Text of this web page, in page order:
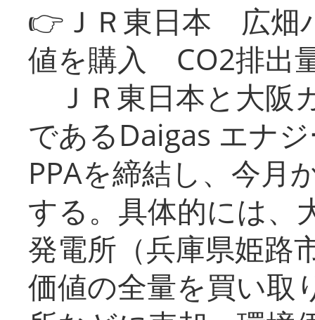
👉ＪＲ東日本 広畑
値を購入 CO2排出
ＪＲ東日本と大阪
であるDaigas エナ
PPAを締結し、今月
する。具体的には、
発電所（兵庫県姫路
価値の全量を買い取